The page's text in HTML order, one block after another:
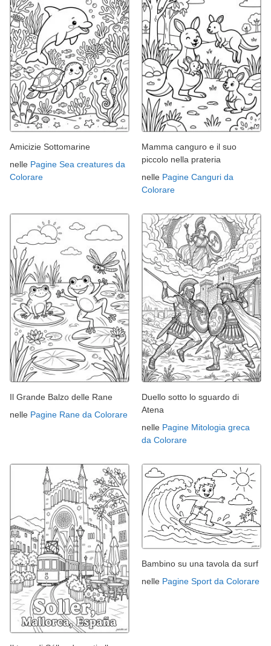
Amicizie Sottomarine
nelle Pagine Sea creatures da
Colorare
Mamma canguro e il suo
piccolo nella prateria
nelle Pagine Canguri da
Colorare
Il Grande Balzo delle Rane
nelle Pagine Rane da Colorare
Duello sotto lo sguardo di
Atena
nelle Pagine Mitologia greca
da Colorare
Bambino su una tavola da surf
nelle Pagine Sport da Colorare